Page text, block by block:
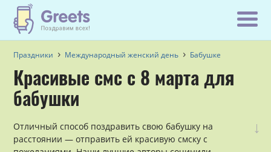
Праздники Международный женский день Бабушке
Красивые смс с 8 марта для
бабушки
↓
Отличный способ поздравить свою бабушку на
расстоянии — отправить ей красивую смску с